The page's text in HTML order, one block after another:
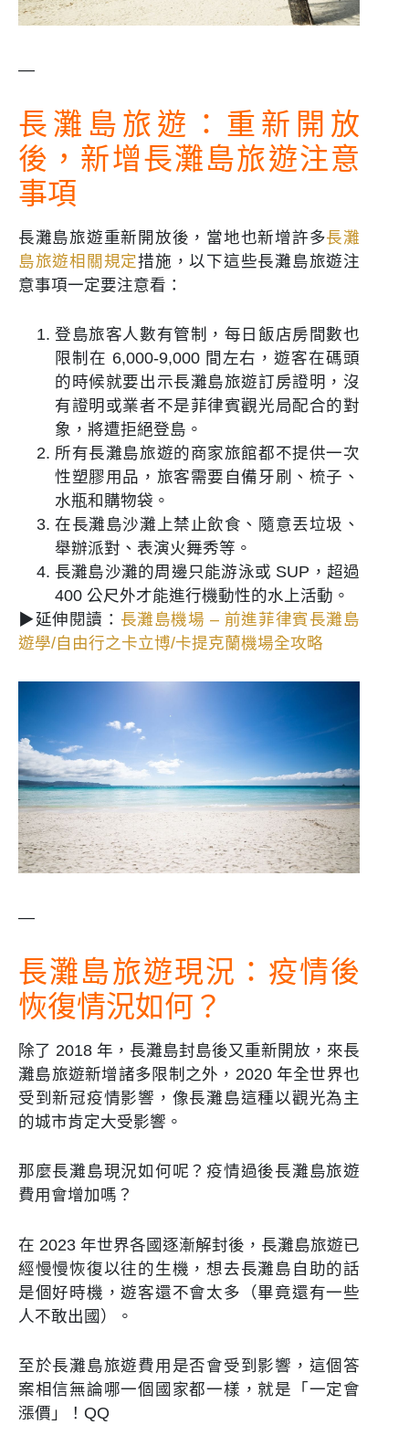
—
長灘島旅遊：重新開放
後，新增長灘島旅遊注意
事項
長灘島旅遊重新開放後，當地也新增許多長灘
島旅遊相關規定措施，以下這些長灘島旅遊注
意事項一定要注意看：
登島旅客人數有管制，每日飯店房間數也
限制在 6,000-9,000 間左右，遊客在碼頭
的時候就要出示長灘島旅遊訂房證明，沒
有證明或業者不是菲律賓觀光局配合的對
象，將遭拒絕登島。
所有長灘島旅遊的商家旅館都不提供一次
性塑膠用品，旅客需要自備牙刷、梳子、
水瓶和購物袋。
在長灘島沙灘上禁止飲食、隨意丟垃圾、
舉辦派對、表演火舞秀等。
長灘島沙灘的周邊只能游泳或 SUP，超過
400 公尺外才能進行機動性的水上活動。
▶延伸閱讀： 長灘島機場 – 前進菲律賓長灘島
遊學/自由行之卡立博/卡提克蘭機場全攻略
—
長灘島旅遊現況：疫情後
恢復情況如何？
除了 2018 年，長灘島封島後又重新開放，來長
灘島旅遊新增諸多限制之外，2020 年全世界也
受到新冠疫情影響，像長灘島這種以觀光為主
的城市肯定大受影響。
那麼長灘島現況如何呢？疫情過後長灘島旅遊
費用會增加嗎？
在 2023 年世界各國逐漸解封後，長灘島旅遊已
經慢慢恢復以往的生機，想去長灘島自助的話
是個好時機，遊客還不會太多（畢竟還有一些
人不敢出國）。
至於長灘島旅遊費用是否會受到影響，這個答
案相信無論哪一個國家都一樣，就是「一定會
漲價」！QQ